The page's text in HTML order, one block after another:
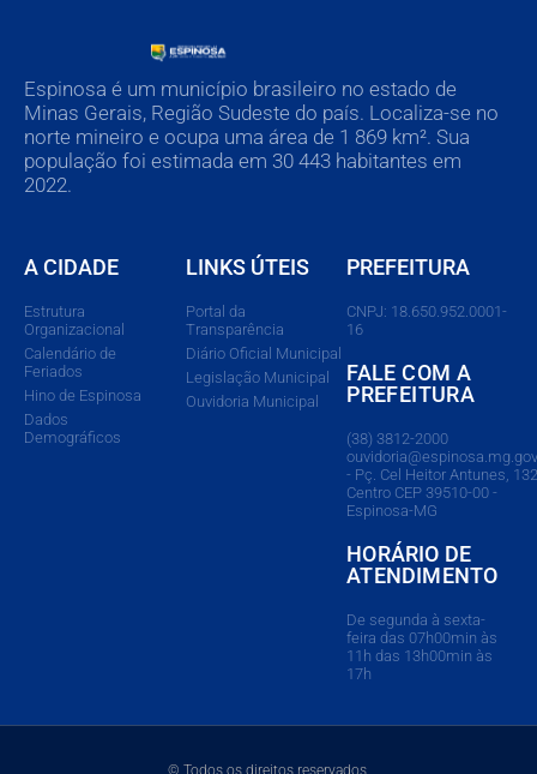
Espinosa é um município brasileiro no estado de
Minas Gerais, Região Sudeste do país. Localiza-se no
norte mineiro e ocupa uma área de 1 869 km². Sua
população foi estimada em 30 443 habitantes em
2022.
A CIDADE
Estrutura
Organizacional
Calendário de
Feriados
Hino de Espinosa
Dados
Demográficos
LINKS ÚTEIS
Portal da
Transparência
Diário Oficial Municipal
Legislação Municipal
Ouvidoria Municipal
PREFEITURA
CNPJ: 18.650.952.0001-
16
FALE COM A
PREFEITURA
(38) 3812-2000
- Pç. Cel Heitor Antunes,
Centro CEP 39510-00 -
Espinosa-MG
HORÁRIO DE
ATENDIMENTO
De segunda à sexta-
feira das 07h00min às
11h das 13h00min às
17h